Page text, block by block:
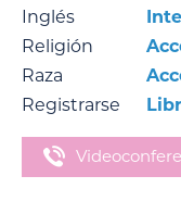
Inglés
Religión
Raza
Registrarse